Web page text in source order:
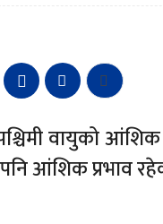
वायुको आंशिक
आंशिक प्रभाव